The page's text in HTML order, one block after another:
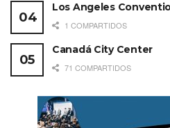
Los Angeles
1 COMPARTIDOS
Canadá City Center
71 COMPARTIDOS